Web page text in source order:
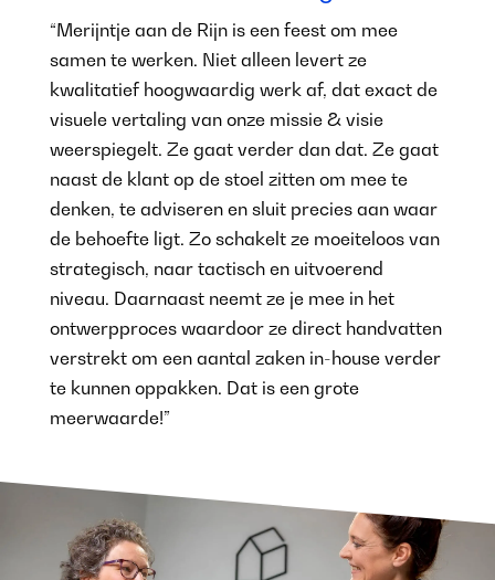
“Merijntje aan de Rijn is een feest om mee
samen te werken. Niet alleen levert ze
kwalitatief hoogwaardig werk af, dat exact de
visuele vertaling van onze missie & visie
weerspiegelt. Ze gaat verder dan dat. Ze gaat
naast de klant op de stoel zitten om mee te
denken, te adviseren en sluit precies aan waar
de behoefte ligt. Zo schakelt ze moeiteloos van
strategisch, naar tactisch en uitvoerend
niveau. Daarnaast neemt ze je mee in het
ontwerpproces waardoor ze direct handvatten
verstrekt om een aantal zaken in-house verder
te kunnen oppakken. Dat is een grote
meerwaarde!”